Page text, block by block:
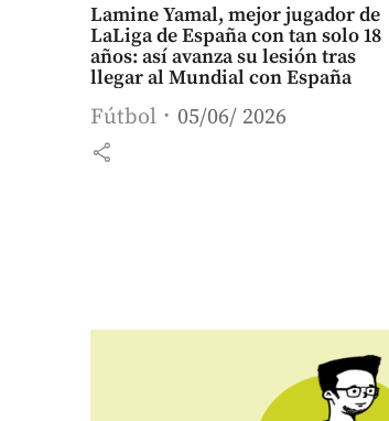
Lamine Yamal, mejor jugador de
LaLiga de España con tan solo 18
años: así avanza su lesión tras
llegar al Mundial con España
Fútbol 05/06/ 2026
share